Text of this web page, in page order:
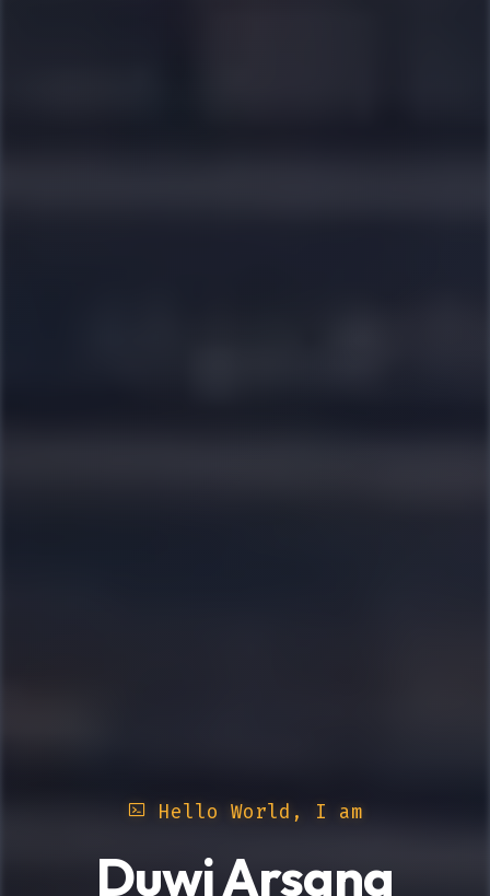
Hello World, I am
Duwi Arsana